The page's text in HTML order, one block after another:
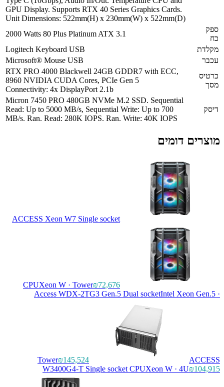
GPU Display. Supports RTX 40 Series Graphics Cards.
Unit Dimensions: 522mm(H) x 230mm(W) x 522mm(D)
2000 Watts 80 Plus Platinum ATX 3.1
Logitech Keyboard USB
Microsoft® Mouse USB
RTX PRO 4000 Blackwell 24GB GDDR7 with ECC,
8960 NVIDIA CUDA Cores, PCIe Gen 5
Connectivity: 4x DisplayPort 2.1b
Micron 7450 PRO 480GB NVMe M.2 SSD. Sequential
Read: Up to 5000 MB/s, Sequential Write: Up to 700
MB/s. Ran. Read: 280K IOPS. Ran. Write: 40K IOPS
דומים
ACCESS Xeon W7 Single socket
CPUXeon W · Tower
Access WDX-2TG3 Gen.5 Dual socketIntel
Tower₪145,524
W3400G4-T Single socket CPUXeon W · 4U